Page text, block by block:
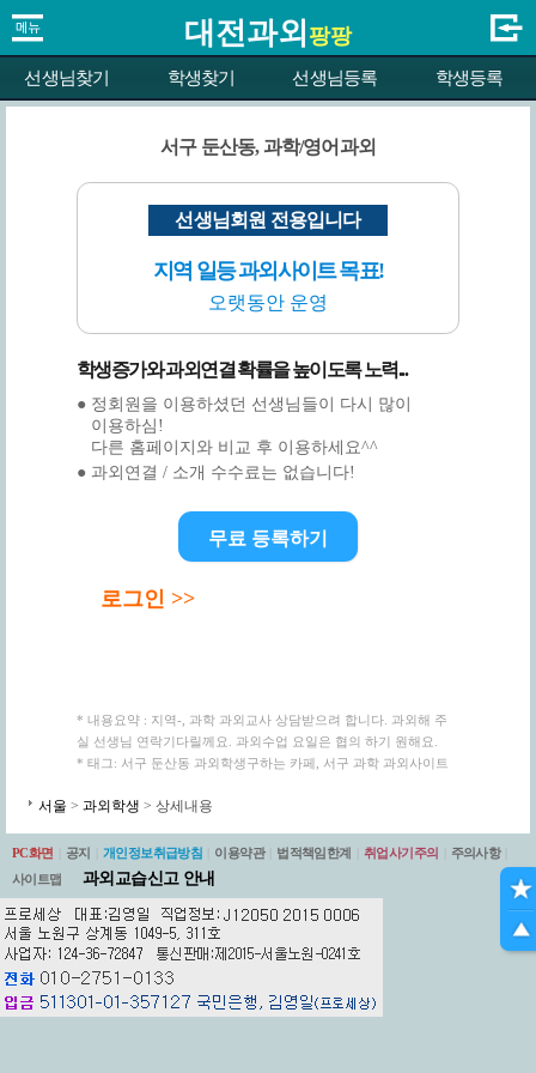
대전과외 팡팡
선생님찾기 학생찾기 선생님등록 학생등록
서구 둔산동, 과학/영어과외
선생님회원 전용입니다
지역 일등 과외사이트 목표!
오랫동안 운영
학생증가와 과외연결 확률을 높이도록 노력...
● 정회원을 이용하셨던 선생님들이 다시 많이
이용하심!
다른 홈페이지와 비교 후 이용하세요^^
● 과외연결 / 소개 수수료는 없습니다!
무료 등록하기
로그인 >>
* 내용요약 : 지역-, 과학 과외교사 상담받으려 합니다. 과외해 주
실 선생님 연락기다릴께요. 과외수업 요일은 협의 하기 원해요.
* 태그: 서구 둔산동 과외학생구하는 카페, 서구 과학 과외사이트
서울 > 과외학생 > 상세내용
PC화면 공지 개인정보취급방침 이용약관 법적책임한계 취업사기주의 주의사항
사이트맵
과외교습신고 안내